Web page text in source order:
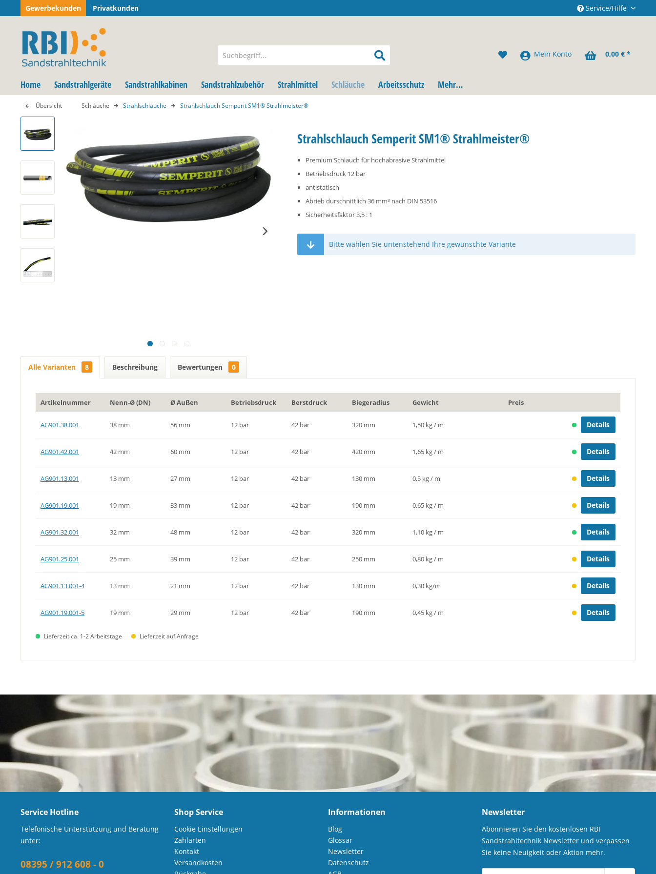
Gewerbekunden Privatkunden Service/Hilfe
Mein Konto 0,00 € *
Home Sandstrahlgeräte Sandstrahlkabinen Sandstrahlzubehör Strahlmittel Schläuche Arbeitsschutz Mehr…
Übersicht Schläuche Strahlschläuche Strahlschlauch Semperit SM1® Strahlmeister®
Strahlschlauch Semperit SM1® Strahlmeister®
Premium Schlauch für hochabrasive Strahlmittel
Betriebsdruck 12 bar
antistatisch
Abrieb durschnittlich 36 mm³ nach DIN 53516
Sicherheitsfaktor 3,5 : 1
Bitte wählen Sie untenstehend Ihre gewünschte Variante
Alle Varianten 8 Beschreibung Bewertungen 0
Artikelnummer Nenn-Ø (DN) Ø Außen Betriebsdruck Berstdruck Biegeradius Gewicht Preis
AG901.38.001 38 mm 56 mm 12 bar 42 bar 320 mm 1,50 kg / m Details
AG901.42.001 42 mm 60 mm 12 bar 42 bar 420 mm 1,65 kg / m Details
AG901.13.001 13 mm 27 mm 12 bar 42 bar 130 mm 0,5 kg / m Details
AG901.19.001 19 mm 33 mm 12 bar 42 bar 190 mm 0,65 kg / m Details
AG901.32.001 32 mm 48 mm 12 bar 42 bar 320 mm 1,10 kg / m Details
AG901.25.001 25 mm 39 mm 12 bar 42 bar 250 mm 0,80 kg / m Details
AG901.13.001-4 13 mm 21 mm 12 bar 42 bar 130 mm 0,30 kg/m Details
AG901.19.001-5 19 mm 29 mm 12 bar 42 bar 190 mm 0,45 kg / m Details
Lieferzeit ca. 1-2 Arbeitstage Lieferzeit auf Anfrage
Service Hotline
Telefonische Unterstützung und Beratung
unter:
08395 / 912 608 - 0
Shop Service
Cookie Einstellungen
Zahlarten
Kontakt
Versandkosten
Informationen
Blog
Glossar
Newsletter
Datenschutz
Newsletter
Abonnieren Sie den kostenlosen RBI
Sandstrahltechnik Newsletter und verpassen
Sie keine Neuigkeit oder Aktion mehr.